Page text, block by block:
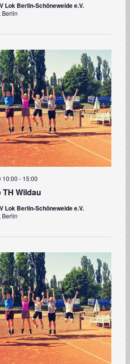
Lok Berlin-Schöneweide e.V.
Berlin
Wildau
10:00 - 15:00
Lok Berlin-Schöneweide e.V.
Berlin